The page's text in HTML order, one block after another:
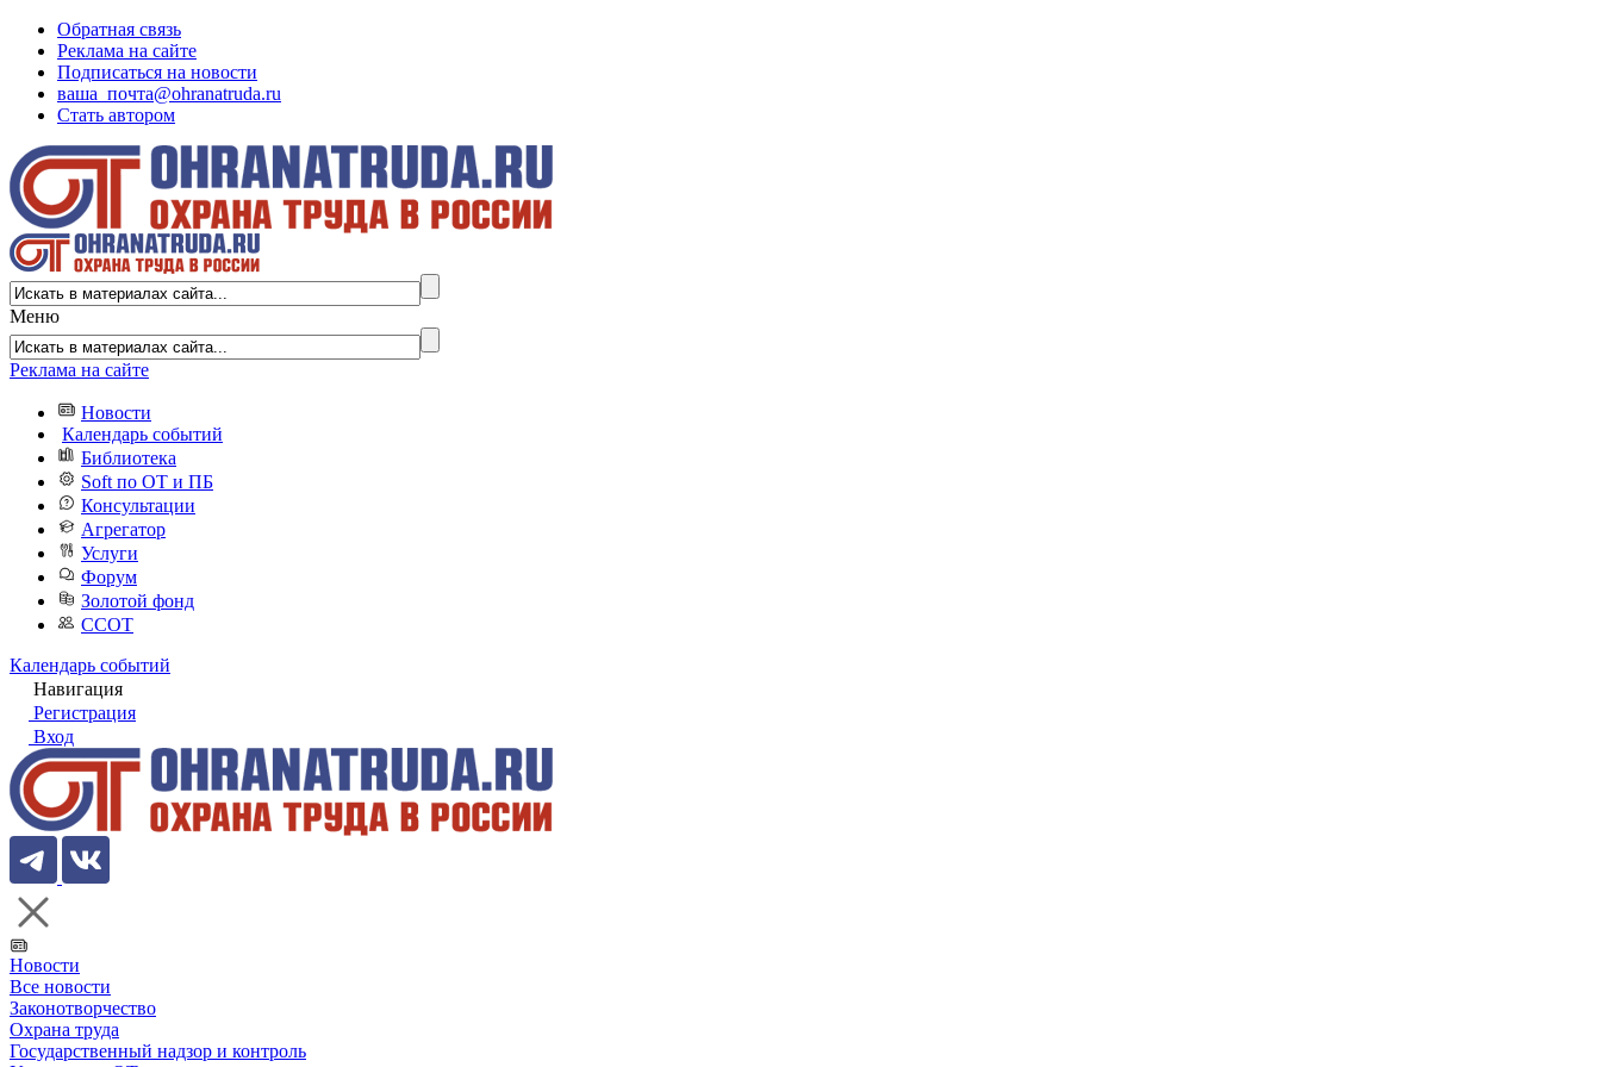
Обратная связь
Реклама на сайте
Подписаться на новости
ваша_почта@ohranatruda.ru
Стать автором
Меню
Реклама на сайте
Новости
Календарь событий
Библиотека
Soft по ОТ и ПБ
Консультации
Агрегатор
Услуги
Форум
Золотой фонд
ССОТ
Календарь событий
Навигация
Регистрация
Вход
Новости
Все новости
Законотворчество
Охрана труда
Государственный надзор и контроль